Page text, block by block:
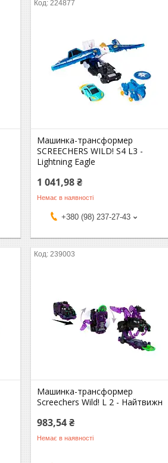
224877
Машинка-трансформер
SCREECHERS WILD! S4 L3 -
Lightning Eagle
1 041,98 ₴
Немає в наявності
+380 (98) 237-27-43
239003
Машинка-трансформер
Screechers Wild! L 2 - Найтвижн
983,54 ₴
Немає в наявності